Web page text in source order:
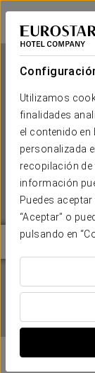
Utilizamos
finalidades
el contenido en
personalizada
recopilación de
información
Puedes
“Aceptar” o
pulsando en
Eurostars
BRUSELAS